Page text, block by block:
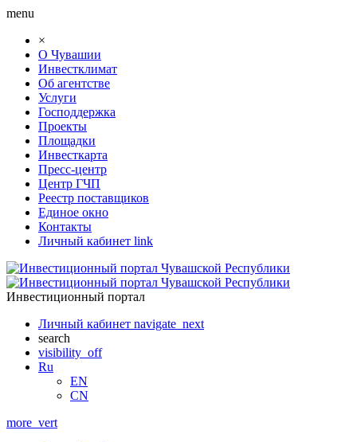
menu
×
О Чувашии
Инвестклимат
Об агентстве
Услуги
Господдержка
Проекты
Площадки
Инвесткарта
Пресс-центр
Центр ГЧП
Реестр поставщиков
Единое окно
Контакты
Личный кабинет link
Инвестиционный портал
Личный кабинет navigate_next
search
visibility_off
Ru
EN
CN
more_vert